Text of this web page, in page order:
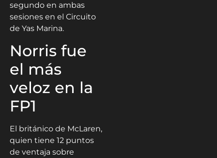
segundo en ambas
sesiones en el Circuito
de Yas Marina.
Norris fue
el más
veloz en la
FP1
El británico de McLaren,
quien tiene 12 puntos
de ventaja sobre